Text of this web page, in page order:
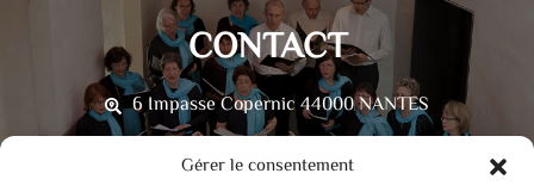
Gérer le consentement
CONTACT
6 Impasse Copernic 44000 NANTES
info@ccan.fr